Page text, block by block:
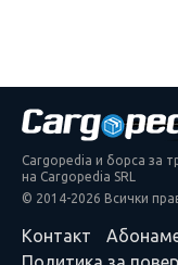
Cargopedia и борса за
на Cargopedia SRL
© 2014-2026 Всички
Контакт